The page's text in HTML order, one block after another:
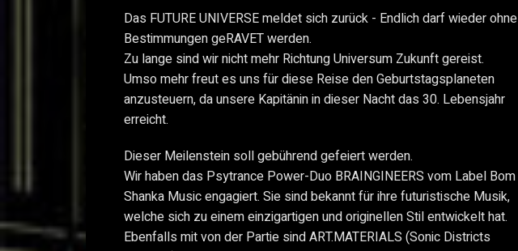
Das FUTURE UNIVERSE meldet sich zurück - Endlich darf wieder ohne
Bestimmungen geRAVET werden.
Zu lange sind wir nicht mehr Richtung Universum Zukunft gereist.
Umso mehr freut es uns für diese Reise den Geburtstagsplaneten
anzusteuern, da unsere Kapitänin in dieser Nacht das 30. Lebensjahr
erreicht.
Dieser Meilenstein soll gebührend gefeiert werden.
Wir haben das Psytrance Power-Duo BRAINGINEERS vom Label Bom
Shanka Music engagiert. Sie sind bekannt für ihre futuristische Musik,
welche sich zu einem einzigartigen und originellen Stil entwickelt hat.
Ebenfalls mit von der Partie sind ART.MATERIALS (Sonic Districts